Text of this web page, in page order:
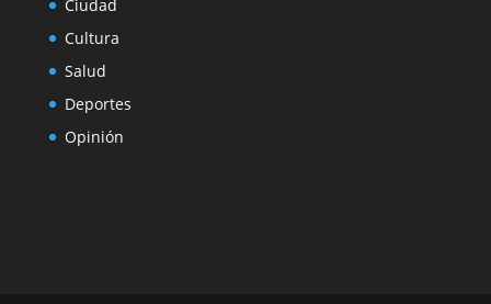
Ciudad
Cultura
Salud
Deportes
Opinión